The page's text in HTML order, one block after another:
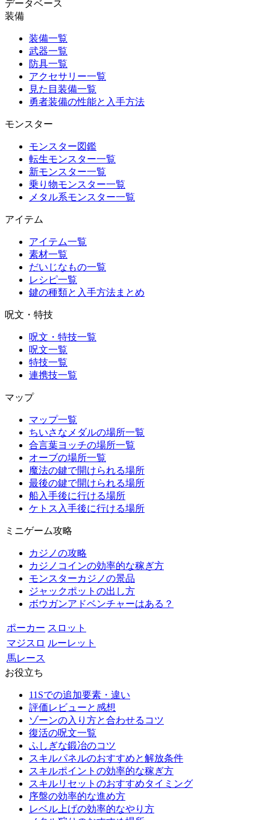
データベース
装備
装備一覧
武器一覧
防具一覧
アクセサリー一覧
見た目装備一覧
勇者装備の性能と入手方法
モンスター
モンスター図鑑
転生モンスター一覧
新モンスター一覧
乗り物モンスター一覧
メタル系モンスター一覧
アイテム
アイテム一覧
素材一覧
だいじなもの一覧
レシピ一覧
鍵の種類と入手方法まとめ
呪文・特技
呪文・特技一覧
呪文一覧
特技一覧
連携技一覧
マップ
マップ一覧
ちいさなメダルの場所一覧
合言葉ヨッチの場所一覧
オーブの場所一覧
魔法の鍵で開けられる場所
最後の鍵で開けられる場所
船入手後に行ける場所
ケトス入手後に行ける場所
ミニゲーム攻略
カジノの攻略
カジノコインの効率的な稼ぎ方
モンスターカジノの景品
ジャックポットの出し方
ボウガンアドベンチャーはある？
ポーカー スロット
マジスロ ルーレット
馬レース
お役立ち
11Sでの追加要素・違い
評価レビューと感想
ゾーンの入り方と合わせるコツ
復活の呪文一覧
ふしぎな鍛冶のコツ
スキルパネルのおすすめと解放条件
スキルポイントの効率的な稼ぎ方
スキルリセットのおすすめタイミング
序盤の効率的な進め方
レベル上げの効率的なやり方